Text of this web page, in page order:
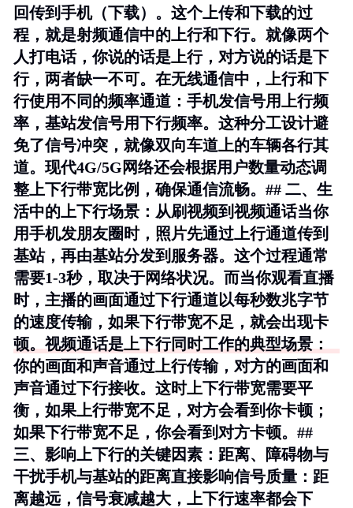
回传到手机（下载）。这个上传和下载的过
程，就是射频通信中的上行和下行。就像两个
人打电话，你说的话是上行，对方说的话是下
行，两者缺一不可。在无线通信中，上行和下
行使用不同的频率通道：手机发信号用上行频
率，基站发信号用下行频率。这种分工设计避
免了信号冲突，就像双向车道上的车辆各行其
道。现代4G/5G网络还会根据用户数量动态调
整上下行带宽比例，确保通信流畅。## 二、生
活中的上下行场景：从刷视频到视频通话当你
用手机发朋友圈时，照片先通过上行通道传到
基站，再由基站分发到服务器。这个过程通常
需要1-3秒，取决于网络状况。而当你观看直播
时，主播的画面通过下行通道以每秒数兆字节
的速度传输，如果下行带宽不足，就会出现卡
顿。视频通话是上下行同时工作的典型场景：
你的画面和声音通过上行传输，对方的画面和
声音通过下行接收。这时上下行带宽需要平
衡，如果上行带宽不足，对方会看到你卡顿；
如果下行带宽不足，你会看到对方卡顿。##
三、影响上下行的关键因素：距离、障碍物与
干扰手机与基站的距离直接影响信号质量：距
离越远，信号衰减越大，上下行速率都会下